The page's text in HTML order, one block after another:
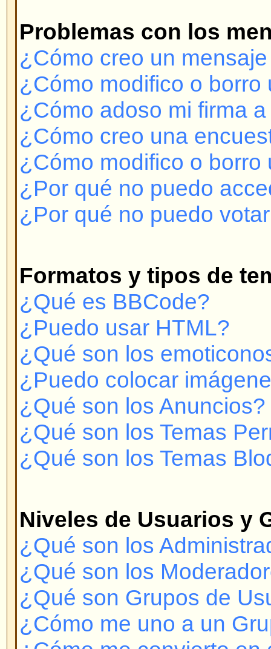
Formatos y tipos de temas
¿Qué es BBCode?
¿Puedo usar HTML?
¿Qué son los emoticonos o
¿Puedo colocar imágenes en
¿Qué son los Anuncios?
¿Qué son los Temas
¿Qué son los Temas
Niveles de Usuarios y Grupos
¿Qué son Grupos de Usuarios?
¿Cómo me uno a un Grupo de
¿Cómo me convierto en el
Usuarios?
Mensajería Privada
¡No puedo enviar Mensajes
¡Recibo constantemente
deseados!
¡He recibido spam o correo
Con respecto a phpBB 2
¿Quién hizo este sistema de
¿Por qué no está X
¿A quién contacto con respecto
legales sobre este sistema de